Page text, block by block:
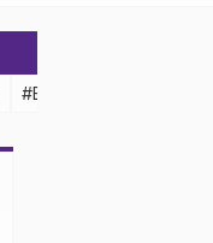
#Ekonomi Indonesia